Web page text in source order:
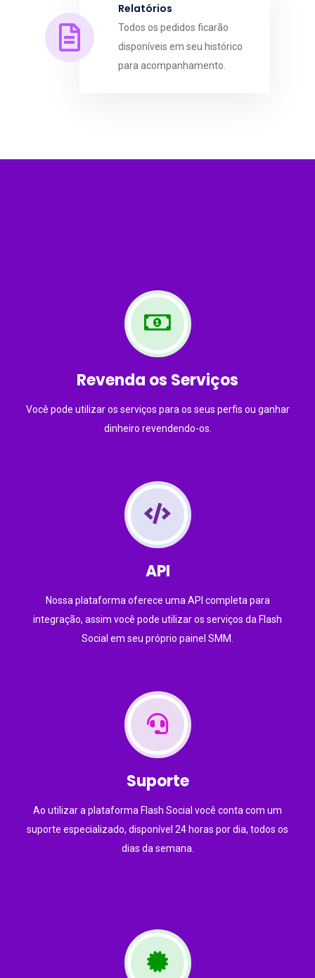
Relatórios
Todos os pedidos ficarão
disponíveis em seu histórico
para acompanhamento.
Revenda os Serviços
Você pode utilizar os serviços para os seus perfis ou ganhar
dinheiro revendendo-os.
API
Nossa plataforma oferece uma API completa para
integração, assim você pode utilizar os serviços da Flash
Social em seu próprio painel SMM.
Suporte
Ao utilizar a plataforma Flash Social você conta com um
suporte especializado, disponível 24 horas por dia, todos os
dias da semana.